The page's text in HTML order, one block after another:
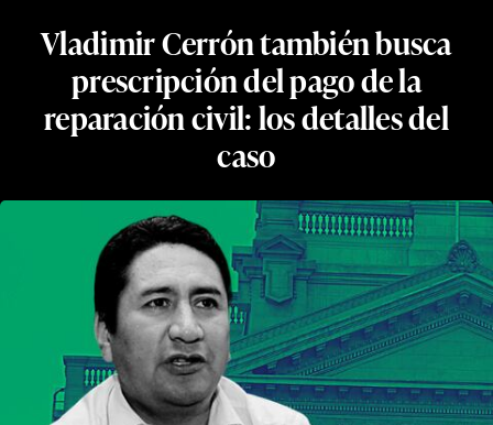
Vladimir Cerrón también busca
prescripción del pago de la
reparación civil: los detalles del
caso